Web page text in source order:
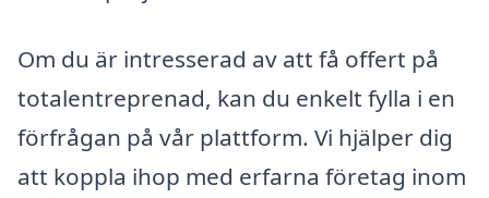
Om du är intresserad av att få offert på
totalentreprenad, kan du enkelt fylla i en
förfrågan på vår plattform. Vi hjälper dig
att koppla ihop med erfarna företag inom